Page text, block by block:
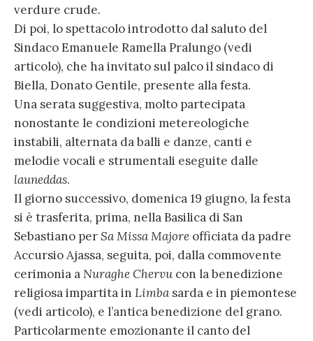
verdure crude.
Di poi, lo spettacolo introdotto dal saluto del
Sindaco Emanuele Ramella Pralungo (vedi
articolo), che ha invitato sul palco il sindaco di
Biella, Donato Gentile, presente alla festa.
Una serata suggestiva, molto partecipata
nonostante le condizioni metereologiche
instabili, alternata da balli e danze, canti e
melodie vocali e strumentali eseguite dalle
launeddas.
Il giorno successivo, domenica 19 giugno, la festa
si è trasferita, prima, nella Basilica di San
Sebastiano perSa Missa Majore officiata da padre
Accursio Ajassa, seguita, poi, dalla commovente
cerimonia aNuraghe Chervu con la benedizione
religiosa impartita in Limba sarda e in piemontese
(vedi articolo), e l’antica benedizione del grano.
Particolarmente emozionante il canto del